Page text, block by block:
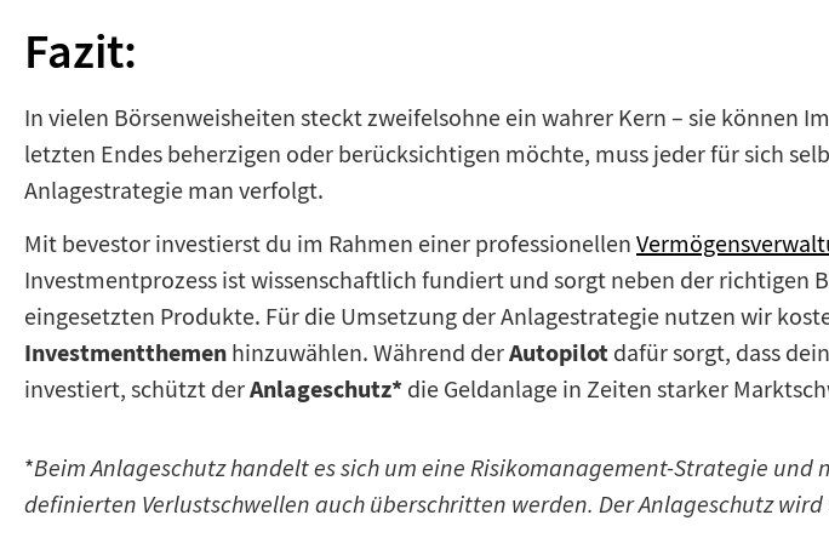
Fazit:
In vielen Börsenweisheiten steckt zweifelsohne ein wahrer Kern – sie können
letzten Endes beherzigen oder berücksichtigen möchte, muss jeder für sich
Anlagestrategie man verfolgt.
Mit bevestor investierst du im Rahmen einer professionellen
Investmentprozess ist wissenschaftlich fundiert und sorgt neben der richtigen
eingesetzten Produkte. Für die Umsetzung der Anlagestrategie nutzen wir
Investmentthemen hinzuwählen. Während derAutopilot dafür sorgt, dass
investiert, schützt derAnlageschutz* die Geldanlage in Zeiten starker
*Beim Anlageschutz handelt es sich um eine Risikomanagement-Strategie
definierten Verlustschwellen auch überschritten werden. Der Anlageschutz